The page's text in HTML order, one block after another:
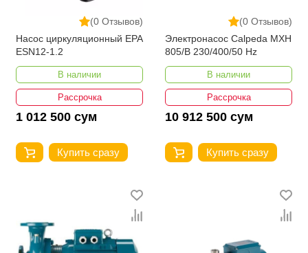
(0 Отзывов)
Насос циркуляционный EPA
ESN12-1.2
В наличии
Рассрочка
1 012 500 сум
Купить сразу
(0 Отзывов)
Электронасос Calpeda MXH
805/B 230/400/50 Hz
В наличии
Рассрочка
10 912 500 сум
Купить сразу